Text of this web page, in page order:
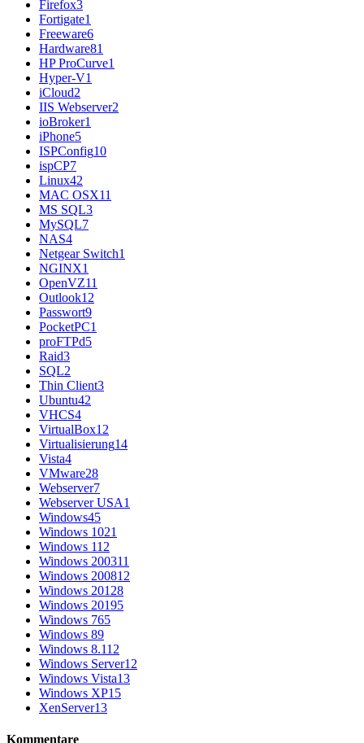
Firefox3
Fortigate1
Freeware6
Hardware81
HP ProCurve1
Hyper-V1
iCloud2
IIS Webserver2
ioBroker1
iPhone5
ISPConfig10
ispCP7
Linux42
MAC OSX11
MS SQL3
MySQL7
NAS4
Netgear Switch1
NGINX1
OpenVZ11
Outlook12
Passwort9
PocketPC1
proFTPd5
Raid3
SQL2
Thin Client3
Ubuntu42
VHCS4
VirtualBox12
Virtualisierung14
Vista4
VMware28
Webserver7
Webserver USA1
Windows45
Windows 1021
Windows 11 2
Windows 200311
Windows 200812
Windows 20128
Windows 20195
Windows 765
Windows 89
Windows 8.112
Windows Server12
Windows Vista13
Windows XP15
XenServer13
Kommentare